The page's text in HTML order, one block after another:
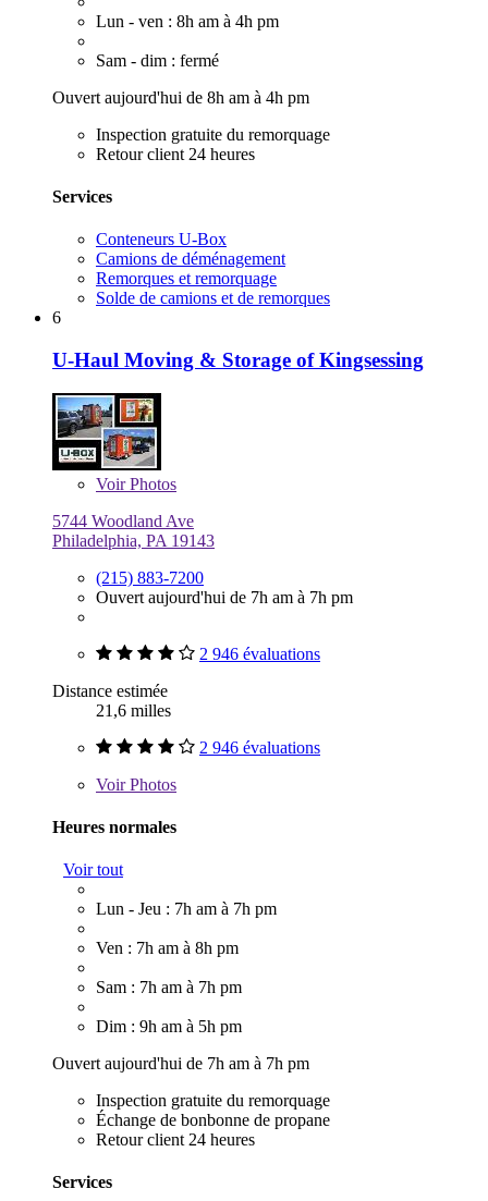
Lun - ven : 8h am à 4h pm
Sam - dim : fermé
Ouvert aujourd'hui de 8h am à 4h pm
Inspection gratuite du remorquage
Retour client 24 heures
Services
Conteneurs U-Box
Camions de déménagement
Remorques et remorquage
Solde de camions et de remorques
6
U-Haul Moving & Storage of Kingsessing
VoirPhotos
5744 Woodland Ave
Philadelphia, PA 19143
(215) 883-7200
Ouvert aujourd'hui de 7h am à 7h pm
2 946 évaluations
Distance estimée
21,6 milles
2 946 évaluations
VoirPhotos
Heures normales
Voir tout
Lun - Jeu : 7h am à 7h pm
Ven : 7h am à 8h pm
Sam : 7h am à 7h pm
Dim : 9h am à 5h pm
Ouvert aujourd'hui de 7h am à 7h pm
Inspection gratuite du remorquage
Échange de bonbonne de propane
Retour client 24 heures
Services